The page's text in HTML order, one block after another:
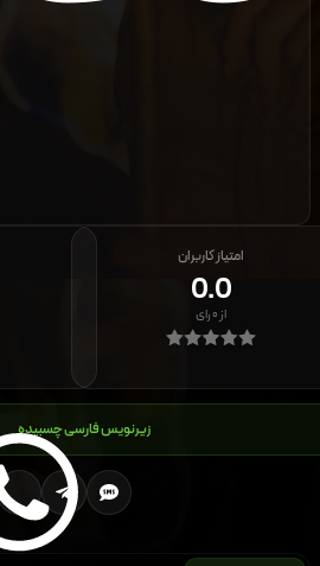
امتیاز کاربران
0.0
از۰رای
زیرنویس فارسی چسبیده